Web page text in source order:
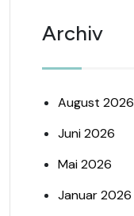
Archiv
August 2026
Juni 2026
Mai 2026
Januar 2026